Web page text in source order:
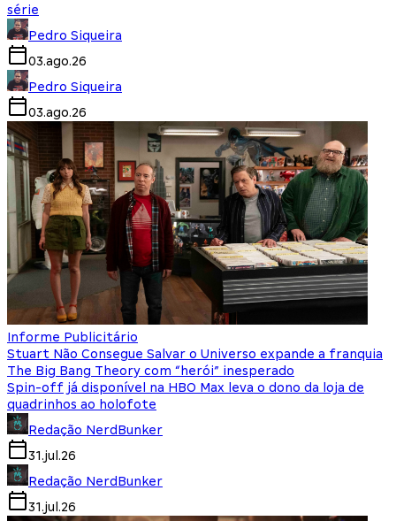
série
Pedro Siqueira
03.ago.26
Pedro Siqueira
03.ago.26
Informe Publicitário
Stuart Não Consegue Salvar o Universo expande a franquia
The Big Bang Theory com “herói” inesperado
Spin-off já disponível na HBO Max leva o dono da loja de
quadrinhos ao holofote
Redação NerdBunker
31.jul.26
Redação NerdBunker
31.jul.26